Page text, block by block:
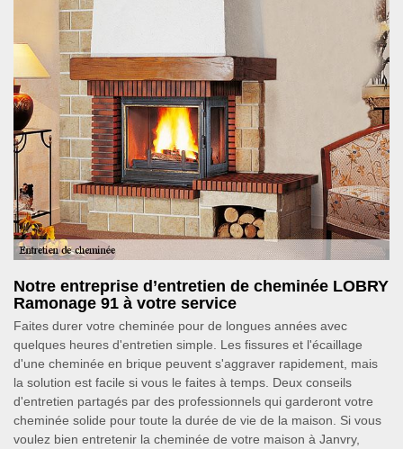
Notre entreprise d’entretien de cheminée LOBRY
Ramonage 91 à votre service
Faites durer votre cheminée pour de longues années avec
quelques heures d'entretien simple. Les fissures et l'écaillage
d'une cheminée en brique peuvent s'aggraver rapidement, mais
la solution est facile si vous le faites à temps. Deux conseils
d'entretien partagés par des professionnels qui garderont votre
cheminée solide pour toute la durée de vie de la maison. Si vous
voulez bien entretenir la cheminée de votre maison à Janvry,